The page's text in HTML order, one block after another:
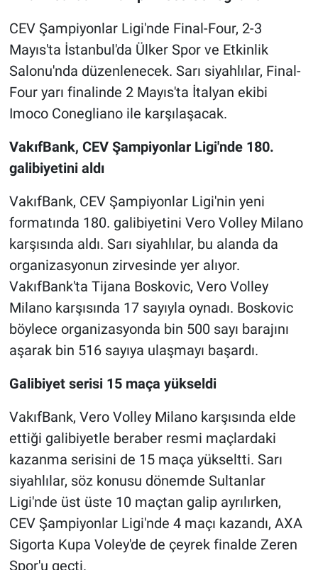
CEV Şampiyonlar Ligi'nde Final-Four, 2-3
Mayıs'ta İstanbul'da Ülker Spor ve Etkinlik
Salonu'nda düzenlenecek. Sarı siyahlılar, Final-
Four yarı finalinde 2 Mayıs'ta İtalyan ekibi
Imoco Conegliano ile karşılaşacak.
VakıfBank, CEV Şampiyonlar Ligi'nde 180.
galibiyetini aldı
VakıfBank, CEV Şampiyonlar Ligi'nin yeni
formatında 180. galibiyetini Vero Volley Milano
karşısında aldı. Sarı siyahlılar, bu alanda da
organizasyonun zirvesinde yer alıyor.
VakıfBank'ta Tijana Boskovic, Vero Volley
Milano karşısında 17 sayıyla oynadı. Boskovic
böylece organizasyonda bin 500 sayı barajını
aşarak bin 516 sayıya ulaşmayı başardı.
Galibiyet serisi 15 maça yükseldi
VakıfBank, Vero Volley Milano karşısında elde
ettiği galibiyetle beraber resmi maçlardaki
kazanma serisini de 15 maça yükseltti. Sarı
siyahlılar, söz konusu dönemde Sultanlar
Ligi'nde üst üste 10 maçtan galip ayrılırken,
CEV Şampiyonlar Ligi'nde 4 maçı kazandı, AXA
Sigorta Kupa Voley'de de çeyrek finalde Zeren
Spor'u geçti.